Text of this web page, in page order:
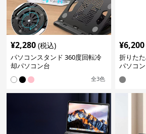
¥2,280 (税込)
パソコンスタンド 360度回転冷
却パソコン台
全3色
¥6,200
折りた
パソコ